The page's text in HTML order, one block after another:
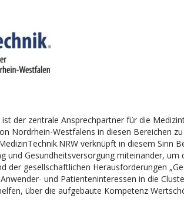
ist der zentrale Ansprechpartner für die
Nordrhein-Westfalens in diesen Bereichen
verknüpft in diesem Sinn
und Gesundheitsversorgung miteinander, um
der gesellschaftlichen Herausforderungen
und Patienteninteressen in die
über die aufgebaute Kompetenz